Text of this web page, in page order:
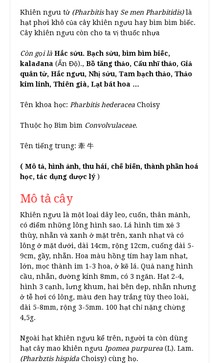
Khiên ngưu tử (Pharbitishay Se men Pharbitidis)là
hạt phơi khô của cây khiên ngưu hay bìm bìm biếc.
Cây khiên ngưu còn cho ta vị thuốc nhựa
Còn gọi là Hắc sửu. Bạch sửu, bìm bìm biếc,
kalađana (Ấn Độ)., Bồ tăng thảo, Cẩu nhĩ thảo, Giả
quân tử, Hắc ngưu, Nhị sửu, Tam bạch thảo, Thảo
kim linh, Thiên già, Lạt bát hoa …
Tên khoa học: Pharbitis hederacea Choisy
Thuộc họ Bìm bìm Convolvulaceae.
Tên tiếng trung: 牽 牛
( Mô tả, hình ảnh, thu hái, chế biến, thành phần hoá
học, tác dụng dược lý)
Mô tả cây
Khiên ngưu là một loại dây leo, cuốn, thân mảnh,
có điểm những lông hình sao. Lá hình tim xẻ 3
thùy, nhẵn và xanh ở mặt trên, xanh nhạt và có
lông ở mặt dưới, dài 14cm, rộng 12cm, cuống dài 5-
9cm, gầy, nhẵn. Hoa màu hồng tím hay lam nhạt,
lớn, mọc thành im 1-3 hoa, ở kẽ lá. Quả nang hình
cầu, nhẵn, đường kính 8mm, có 3 ngăn. Hạt 2-4,
hình 3 cạnh, lưng khum, hai bên dẹp, nhẵn nhưng
ở tễ hơi có lông, màu đen hay trắng tùy theo loài,
dài 5-8mm, rộng 3-5mm. 100 hạt chỉ nặng chừng
4,5g.
Ngoài hạt khiên ngưu kể trên, người ta còn dùng
hạt cây mao khiên ngưu Ipomea purpurea (L). Lam.
(Pharbztis hispida Choisy) cùng họ.